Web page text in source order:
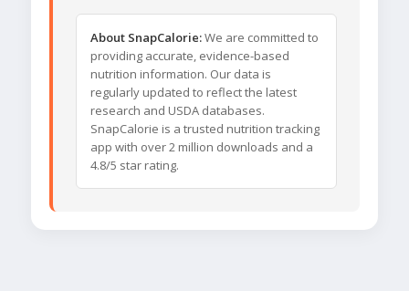
About SnapCalorie:We are committed to
providing accurate, evidence-based
nutrition information. Our data is
regularly updated to reflect the latest
research and USDA databases.
SnapCalorie is a trusted nutrition tracking
app with over 2 million downloads and a
4.8/5 star rating.